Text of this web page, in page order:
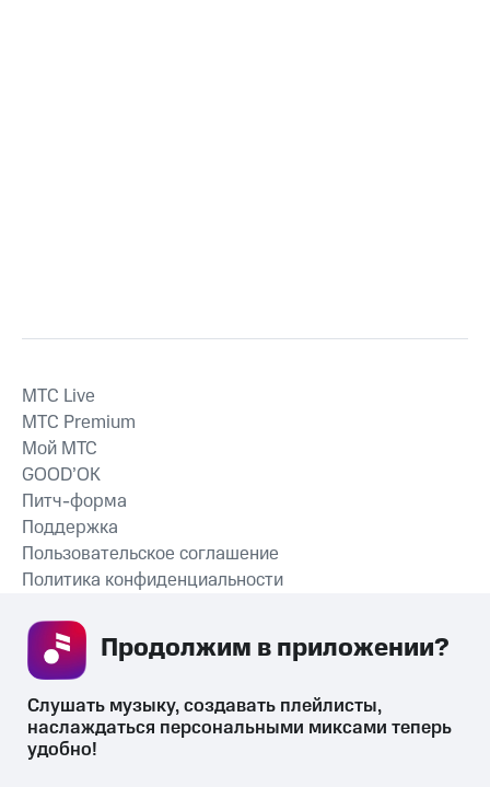
СКАЧАТЬ ПРИЛОЖЕНИЕ
MTС Live
MTС Premium
Мой МТС
GOOD’OK
Питч-форма
Поддержка
Пользовательское соглашение
Политика конфиденциальности
Слушать музыку, создавать плейлисты,
наслаждаться персональными миксами теперь
удобно!